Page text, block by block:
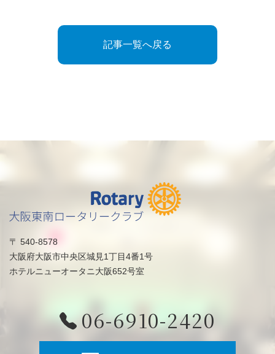
記事一覧へ戻る
〒 540-8578
大阪府大阪市中央区城見1丁目4番1号
ホテルニューオータニ大阪652号室
06-6910-2420